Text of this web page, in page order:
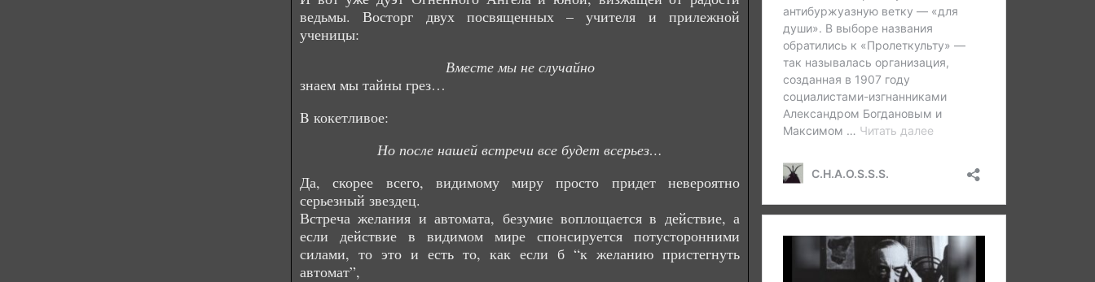
ведьмы. Восторг двух посвященных – учителя и прилежной
ученицы:
Вместе мы не случайно
знаем мы тайны грез…
B кокетливое:
Но после нашей встречи все будет всерьез…
Да, скорее всего, видимому миру просто придет невероятно
серьезный звездец.
Встреча желания и автомата, безумие воплощается в действие, а
если действие в видимом мире спонсируется потусторонними
силами, то это и есть то, как если б “к желанию пристегнуть
автомат”,